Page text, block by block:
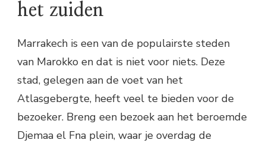
het zuiden
Marrakech is een van de populairste steden
van Marokko en dat is niet voor niets. Deze
stad, gelegen aan de voet van het
Atlasgebergte, heeft veel te bieden voor de
bezoeker. Breng een bezoek aan het beroemde
Djemaa el Fna plein, waar je overdag de